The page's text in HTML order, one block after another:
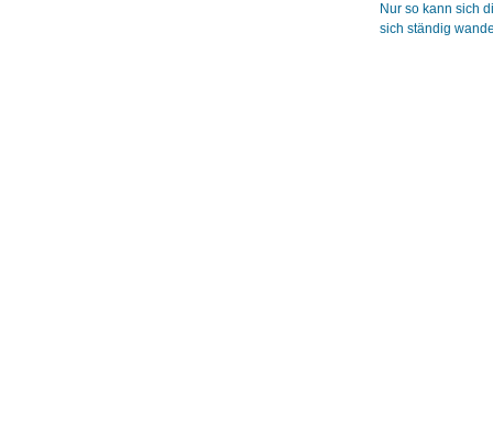
Nur so kann sich
sich ständig